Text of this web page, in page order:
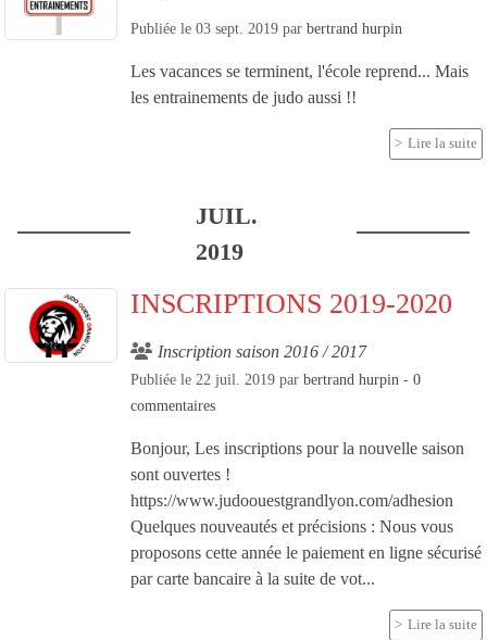
Publiée le 03 sept. 2019 par bertrand hurpin
Les vacances se terminent, l'école reprend... Mais
les entrainements de judo aussi !!
Lire la suite
JUIL.
2019
INSCRIPTIONS 2019-2020
Inscription saison 2016 / 2017
Publiée le 22 juil. 2019 par bertrand hurpin - 0
commentaires
Bonjour, Les inscriptions pour la nouvelle saison
sont ouvertes !
https://www.judoouestgrandlyon.com/adhesion
Quelques nouveautés et précisions : Nous vous
proposons cette année le paiement en ligne sécurisé
par carte bancaire à la suite de vot...
Lire la suite